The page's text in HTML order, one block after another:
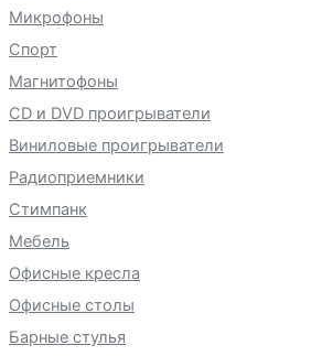
Микрофоны
Спорт
Магнитофоны
CD и DVD проигрыватели
Виниловые проигрыватели
Радиоприемники
Стимпанк
Мебель
Офисные кресла
Офисные столы
Барные стулья